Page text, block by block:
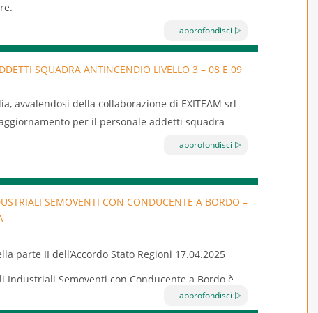
Regioni Repertorio atto n. 59/CSR – 17 aprile 2025,
di formazione indicati dall’articolo 37 del D.Lgs. n.
del settore turismo iscritte a EBT Puglia.
approfondisci
SQUADRA ANTINCENDIO LIVELLO 3 – 08 E 09
avvalendosi della collaborazione di EXITEAM srl
per il personale addetti squadra
5 ore di teoriae3 ore di pratica.
approfondisci
SEMOVENTI CON CONDUCENTE A BORDO –
parte II dell’Accordo Stato Regioni 17.04.2025
Industriali Semoventi con Conducente a Bordo è
utilizzano o operano in presenza di rischi legati
approfondisci